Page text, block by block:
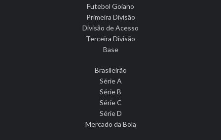
Futebol Goiano
Primeira Divisão
Divisão de Acesso
Terceira Divisão
Base
Brasileirão
Série A
Série B
Série C
Série D
Mercado da Bola